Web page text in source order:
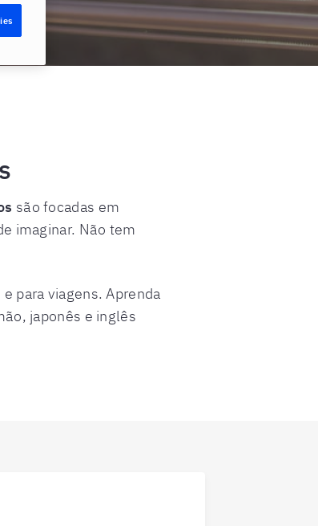
são focadas em
imaginar. Não tem
para viagens. Aprenda
japonês e inglês